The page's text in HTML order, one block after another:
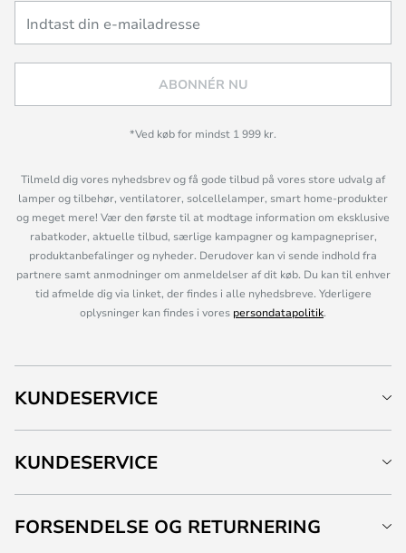
ABONNÉR NU
*Ved køb for mindst 1 999 kr.
Tilmeld dig vores nyhedsbrev og få gode tilbud på vores store udvalg af
lamper og tilbehør, ventilatorer, solcellelamper, smart home-produkter
og meget mere! Vær den første til at modtage information om eksklusive
rabatkoder, aktuelle tilbud, særlige kampagner og kampagnepriser,
produktanbefalinger og nyheder. Derudover kan vi sende indhold fra
partnere samt anmodninger om anmeldelser af dit køb. Du kan til enhver
tid afmelde dig via linket, der findes i alle nyhedsbreve. Yderligere
oplysninger kan findes i vores persondatapolitik.
KUNDESERVICE
KUNDESERVICE
FORSENDELSE OG RETURNERING